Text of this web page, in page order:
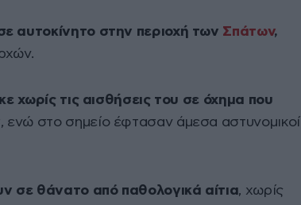
αυτοκίνητο στην περιοχή των Σπάτων,
χωρίς τις αισθήσεις του σε όχημα που
, ενώ στο σημείο έφτασαν άμεσα αστυνομικοί
σε θάνατο από παθολογικά αίτια, χωρίς